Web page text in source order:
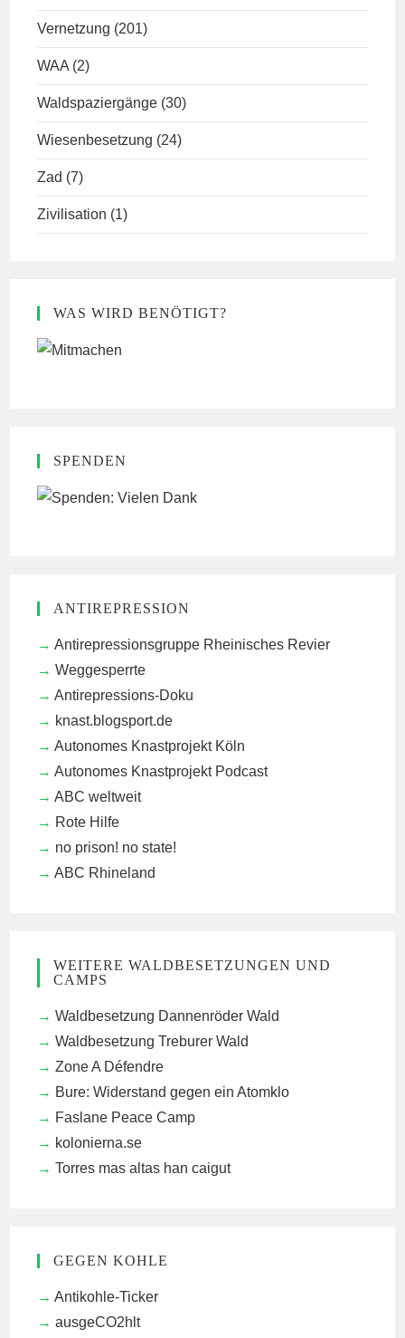
Vernetzung (201)
WAA (2)
Waldspaziergänge (30)
Wiesenbesetzung (24)
Zad (7)
Zivilisation (1)
WAS WIRD BENÖTIGT?
SPENDEN
ANTIREPRESSION
Antirepressionsgruppe Rheinisches Revier
Weggesperrte
Antirepressions-Doku
knast.blogsport.de
Autonomes Knastprojekt Köln
Autonomes Knastprojekt Podcast
ABC weltweit
Rote Hilfe
no prison! no state!
ABC Rhineland
WEITERE WALDBESETZUNGEN UND
CAMPS
Waldbesetzung Dannenröder Wald
Waldbesetzung Treburer Wald
Zone A Défendre
Bure: Widerstand gegen ein Atomklo
Faslane Peace Camp
kolonierna.se
Torres mas altas han caigut
GEGEN KOHLE
Antikohle-Ticker
ausgeCO2hlt